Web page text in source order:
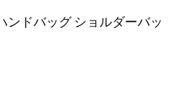
ンドバッグ ショルダーバッ